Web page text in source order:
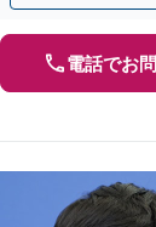
電話でお